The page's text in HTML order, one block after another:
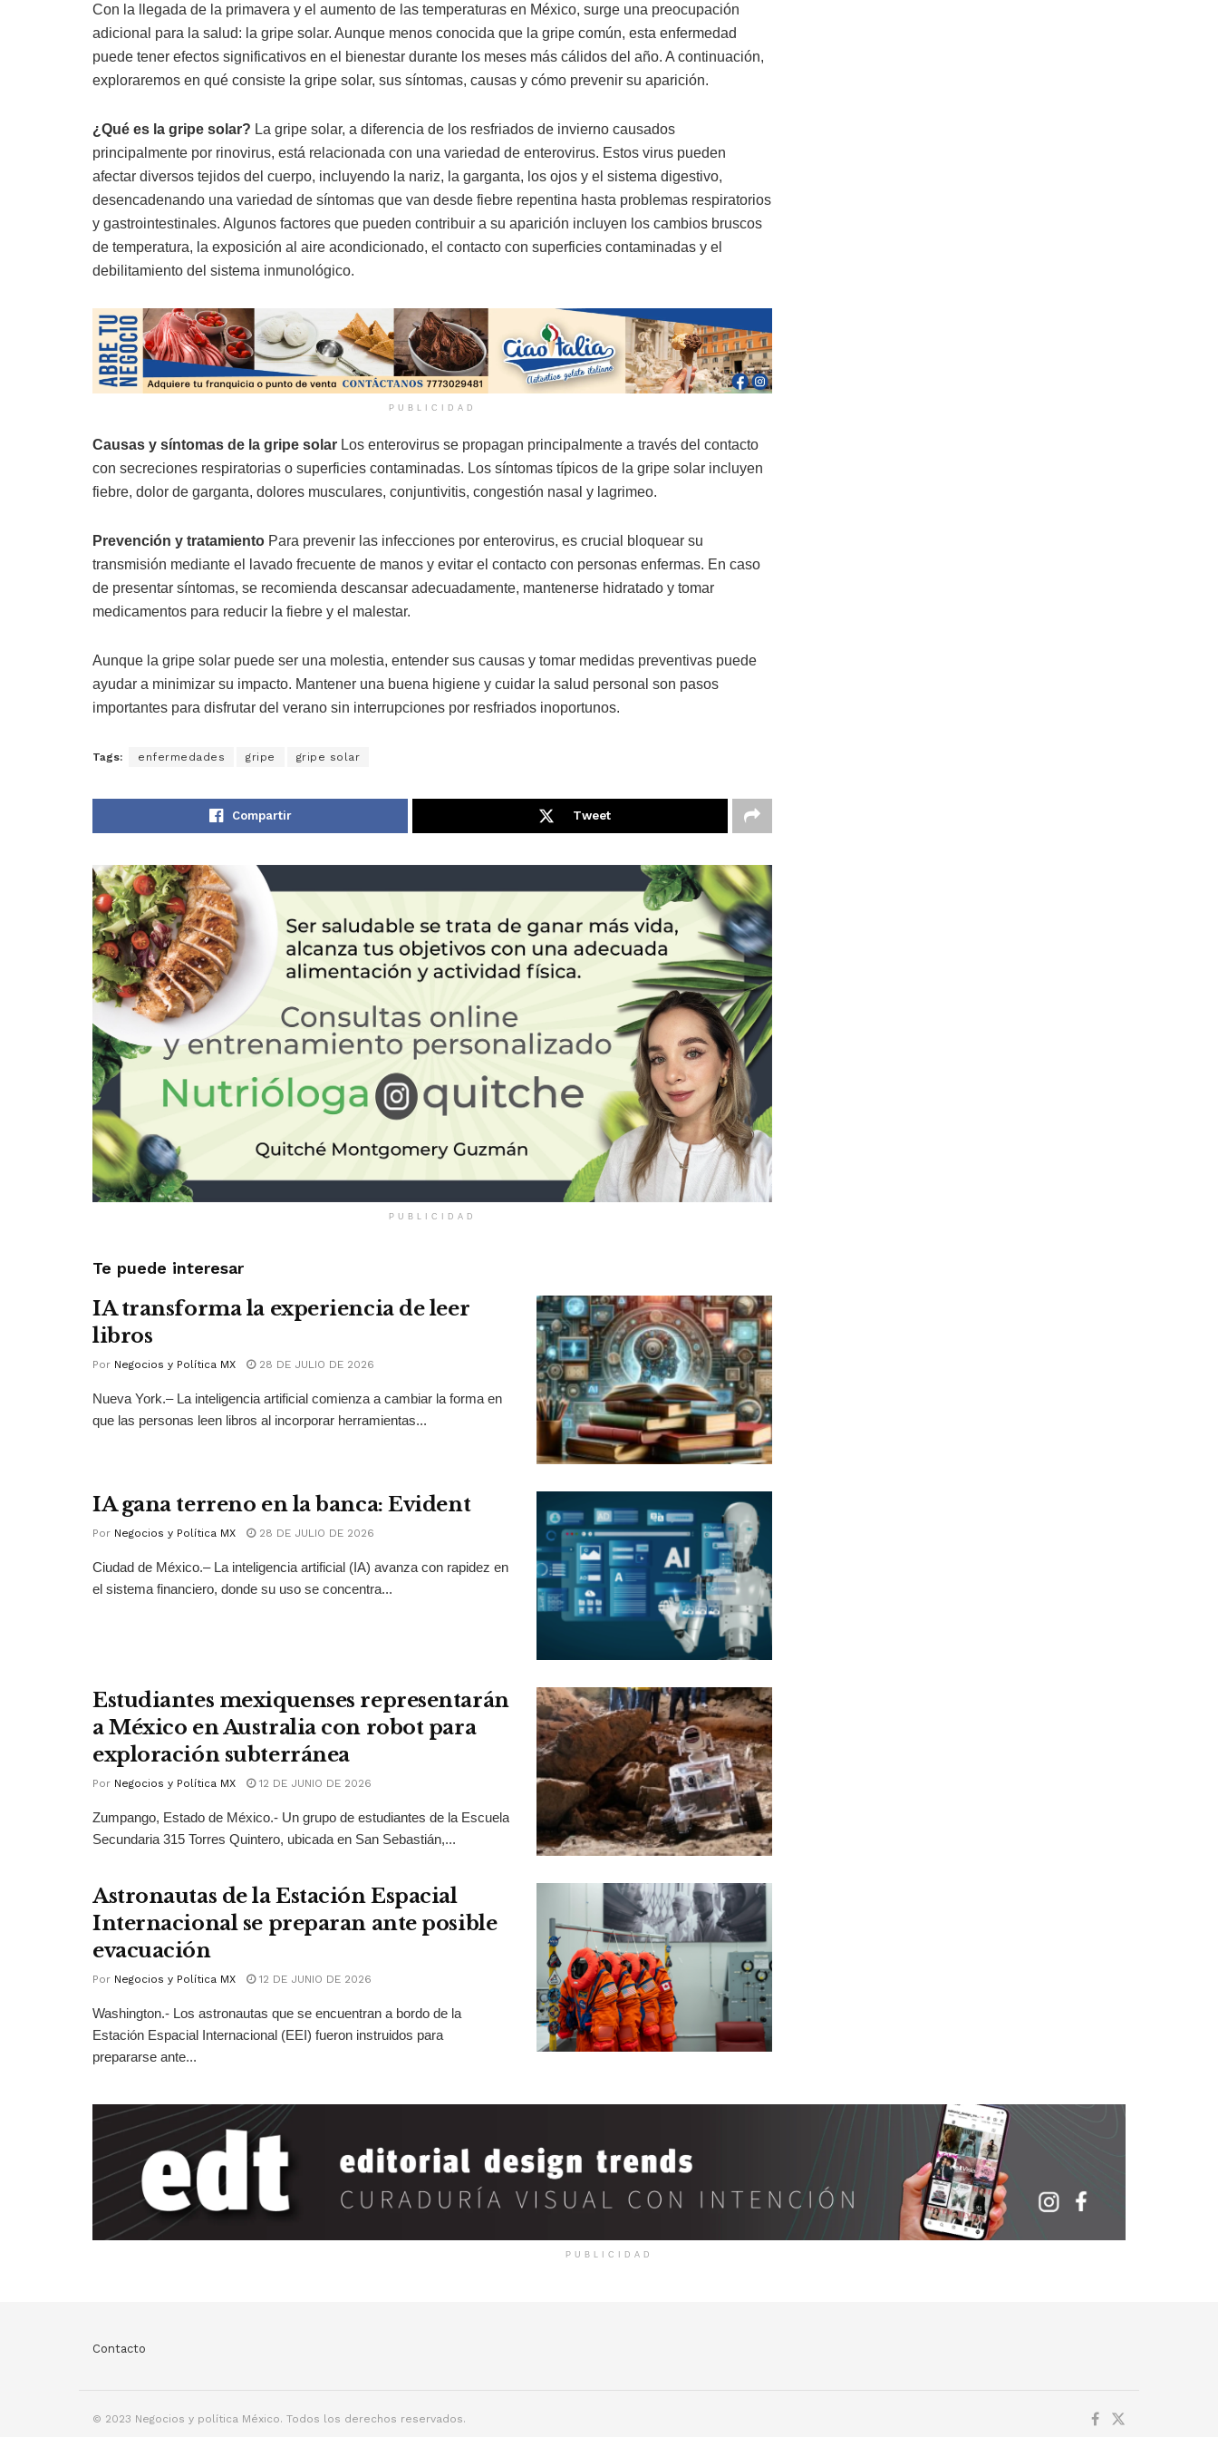
Con la llegada de la primavera y el aumento de las temperaturas en México, surge una preocupación
adicional para la salud: la gripe solar. Aunque menos conocida que la gripe común, esta enfermedad
puede tener efectos significativos en el bienestar durante los meses más cálidos del año. A continuación,
exploraremos en qué consiste la gripe solar, sus síntomas, causas y cómo prevenir su aparición.
¿Qué es la gripe solar? La gripe solar, a diferencia de los resfriados de invierno causados
principalmente por rinovirus, está relacionada con una variedad de enterovirus. Estos virus pueden
afectar diversos tejidos del cuerpo, incluyendo la nariz, la garganta, los ojos y el sistema digestivo,
desencadenando una variedad de síntomas que van desde fiebre repentina hasta problemas respiratorios
y gastrointestinales. Algunos factores que pueden contribuir a su aparición incluyen los cambios bruscos
de temperatura, la exposición al aire acondicionado, el contacto con superficies contaminadas y el
debilitamiento del sistema inmunológico.
PUBLICIDAD
Causas y síntomas de la gripe solar Los enterovirus se propagan principalmente a través del contacto
con secreciones respiratorias o superficies contaminadas. Los síntomas típicos de la gripe solar incluyen
fiebre, dolor de garganta, dolores musculares, conjuntivitis, congestión nasal y lagrimeo.
Prevención y tratamiento Para prevenir las infecciones por enterovirus, es crucial bloquear su
transmisión mediante el lavado frecuente de manos y evitar el contacto con personas enfermas. En caso
de presentar síntomas, se recomienda descansar adecuadamente, mantenerse hidratado y tomar
medicamentos para reducir la fiebre y el malestar.
Aunque la gripe solar puede ser una molestia, entender sus causas y tomar medidas preventivas puede
ayudar a minimizar su impacto. Mantener una buena higiene y cuidar la salud personal son pasos
importantes para disfrutar del verano sin interrupciones por resfriados inoportunos.
Tags: enfermedades gripe gripe solar
Compartir Tweet
PUBLICIDAD
Te puede interesar
IA transforma la experiencia de leer
libros
Por Negocios y Política MX 28 DE JULIO DE 2026
Nueva York.– La inteligencia artificial comienza a cambiar la forma en
que las personas leen libros al incorporar herramientas...
IA gana terreno en la banca: Evident
Por Negocios y Política MX 28 DE JULIO DE 2026
Ciudad de México.– La inteligencia artificial (IA) avanza con rapidez en
el sistema financiero, donde su uso se concentra...
Estudiantes mexiquenses representarán
a México en Australia con robot para
exploración subterránea
Por Negocios y Política MX 12 DE JUNIO DE 2026
Zumpango, Estado de México.- Un grupo de estudiantes de la Escuela
Secundaria 315 Torres Quintero, ubicada en San Sebastián,...
Astronautas de la Estación Espacial
Internacional se preparan ante posible
evacuación
Por Negocios y Política MX 12 DE JUNIO DE 2026
Washington.- Los astronautas que se encuentran a bordo de la
Estación Espacial Internacional (EEI) fueron instruidos para
prepararse ante...
PUBLICIDAD
Contacto
© 2023 Negocios y política México. Todos los derechos reservados.